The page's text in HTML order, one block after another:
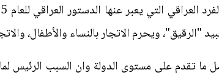
"الرقيق"، ويحرم الاتجار بالنساء والأطفال،
تقدم على مستوى الدولة وان السبب الرئيس